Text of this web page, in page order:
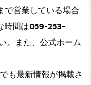
で営業している場合
時間は059-253-
。また、公式ホーム
も最新情報が掲載さ